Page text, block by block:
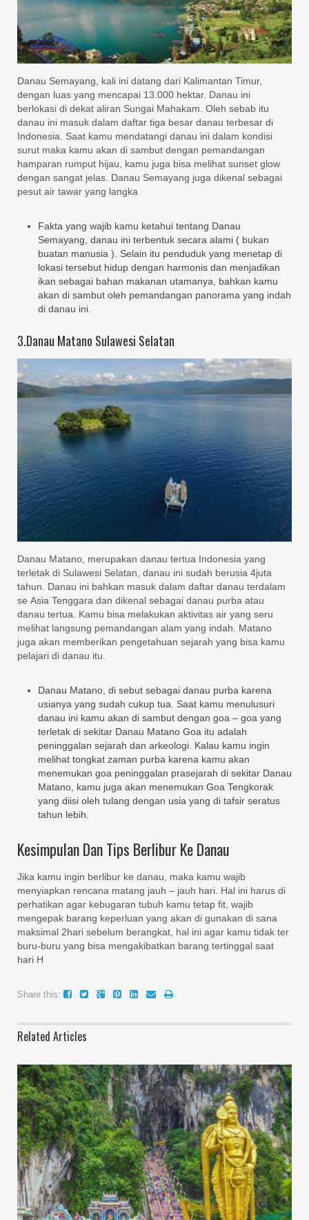
Danau Semayang, kali ini datang dari Kalimantan Timur,
dengan luas yang mencapai 13.000 hektar. Danau ini
berlokasi di dekat aliran Sungai Mahakam. Oleh sebab itu
danau ini masuk dalam daftar tiga besar danau terbesar di
Indonesia. Saat kamu mendatangi danau ini dalam kondisi
surut maka kamu akan di sambut dengan pemandangan
hamparan rumput hijau, kamu juga bisa melihat sunset glow
dengan sangat jelas. Danau Semayang juga dikenal sebagai
pesut air tawar yang langka
Fakta yang wajib kamu ketahui tentang Danau
Semayang, danau ini terbentuk secara alami ( bukan
buatan manusia ). Selain itu penduduk yang menetap di
lokasi tersebut hidup dengan harmonis dan menjadikan
ikan sebagai bahan makanan utamanya, bahkan kamu
akan di sambut oleh pemandangan panorama yang indah
di danau ini.
3.Danau Matano Sulawesi Selatan
Danau Matano, merupakan danau tertua Indonesia yang
terletak di Sulawesi Selatan, danau ini sudah berusia 4juta
tahun. Danau ini bahkan masuk dalam daftar danau terdalam
se Asia Tenggara dan dikenal sebagai danau purba atau
danau tertua. Kamu bisa melakukan aktivitas air yang seru
melihat langsung pemandangan alam yang indah. Matano
juga akan memberikan pengetahuan sejarah yang bisa kamu
pelajari di danau itu.
Danau Matano, di sebut sebagai danau purba karena
usianya yang sudah cukup tua. Saat kamu menulusuri
danau ini kamu akan di sambut dengan goa – goa yang
terletak di sekitar Danau Matano Goa itu adalah
peninggalan sejarah dan arkeologi. Kalau kamu ingin
melihat tongkat zaman purba karena kamu akan
menemukan goa peninggalan prasejarah di sekitar Danau
Matano, kamu juga akan menemukan Goa Tengkorak
yang diisi oleh tulang dengan usia yang di tafsir seratus
tahun lebih.
Kesimpulan Dan Tips Berlibur Ke Danau
Jika kamu ingin berlibur ke danau, maka kamu wajib
menyiapkan rencana matang jauh – jauh hari. Hal ini harus di
perhatikan agar kebugaran tubuh kamu tetap fit, wajib
mengepak barang keperluan yang akan di gunakan di sana
maksimal 2hari sebelum berangkat, hal ini agar kamu tidak ter
buru-buru yang bisa mengakibatkan barang tertinggal saat
hari H
Share this:
Related Articles